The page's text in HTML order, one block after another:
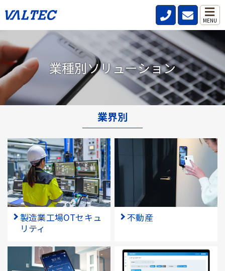
MENU
業種別ソリューション
業界別
製造業工場OTセキュ
リティ
不動産